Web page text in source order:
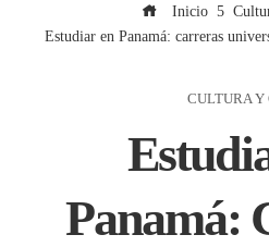
Inicio
Estudiar en Panamá: carreras
CULTURA Y
Panamá: